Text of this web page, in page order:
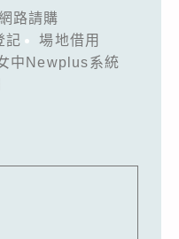
路請購
記
場地借用
中Newplus系統